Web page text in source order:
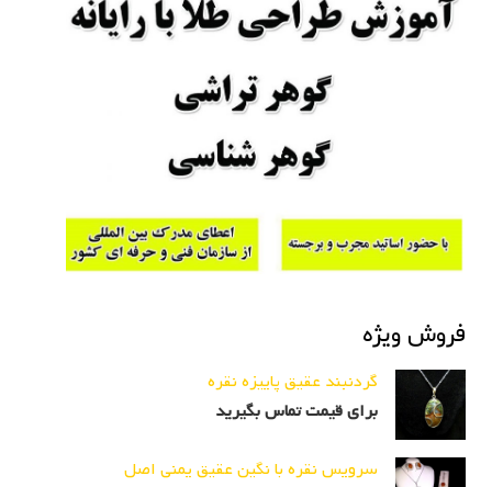
فروش ویژه
گردنبند عقیق پاییزه نقره
برای قیمت تماس بگیرید
سرویس نقره با نگین عقیق یمنی اصل